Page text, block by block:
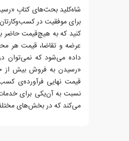
شاه‌کلید بحث‌های کتابِ
برای موفقیت در کسب‌وکارتان
کنید که به هیچ‌قیمت حاضر
عرضه و تقاضا، قیمت هر
داده می‌شود که نمی‌توان
«رسیدن به فروش بیش از
قیمت نهایی فرآورده‌ی
نسبت به آن‌یکی برای
می‌کند که در بخش‌های